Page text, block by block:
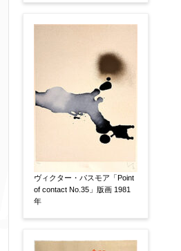
ヴィクター・パスモア「Point
of contact No.35」版画 1981
年